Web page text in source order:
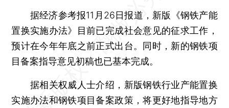
据经济参考报11月26日报道，新版《钢铁产能
置换实施办法》目前已完成社会意见的征求工作，
预计在今年年底之前正式出台。同时，新的钢铁项
目备案指导意见初稿也已基本完成。
据相关权威人士介绍，新版钢铁行业产能置换
实施办法和钢铁项目备案政策，将更好地指导地方